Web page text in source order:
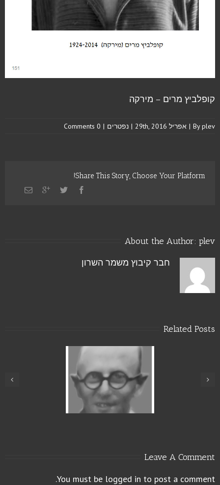
קופלביץ מרים – מירקה
Byplev
| אפריל 29th, 2016 | נפטרים |
0 Comments
Share This Story, Choose Your Platform!
About the Author: plev
חבר קיבוץ משמר השרון
Related Posts
Leave A Comment
You must be logged in to post a comment.